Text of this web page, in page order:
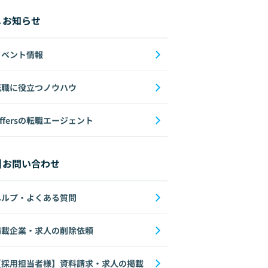
お知らせ
ント情報
に役立つノウハウ
の転職エージェント
お問い合わせ
プ・よくある質問
企業・求人の削除依頼
用担当者様】資料請求・求人の掲載